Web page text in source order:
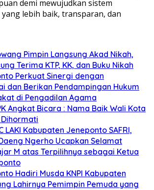
demi mewujudkan sistem
lebih baik, transparan, dan
Pimpin Langsung Akad Nikah,
Terima KTP, KK, dan Buku Nikah
Perkuat Sinergi dengan
dan Berikan Pendampingan Hukum
di Pengadilan Agama
Angkat Bicara : Nama Baik Wali Kota
LAKI Kabupaten Jeneponto SAFRI,
Daeng Ngerho Ucapkan Selamat
M atas Terpilihnya sebagai Ketua
Hadiri Musda KNPI Kabupaten
Lahirnya Pemimpin Pemuda yang